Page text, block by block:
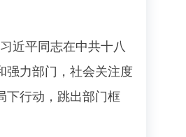
近平同志在中共十八
强力部门，社会关注度
下行动，跳出部门框